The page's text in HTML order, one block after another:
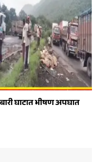
घाटात भीषण अपघात